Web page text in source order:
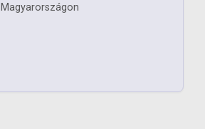
Magyarországon